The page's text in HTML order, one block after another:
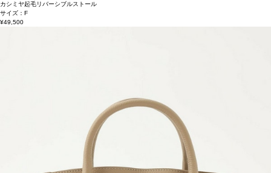
カシミヤ起毛リバーシブルストール
サイズ：F
¥49,500